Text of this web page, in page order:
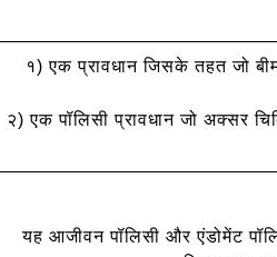
१) एक प्रावधान जिसके तहत जो
२) एक पॉलिसी प्रावधान जो अक्सर
यह आजीवन पॉलिसी और एंडोमेंट